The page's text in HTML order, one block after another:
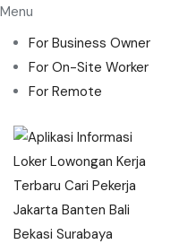
Menu
For Business Owner
For On-Site Worker
For Remote